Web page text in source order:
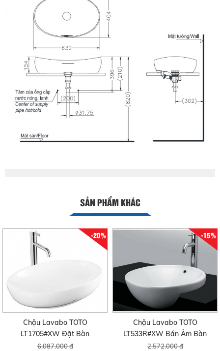
SẢN PHẨM KHÁC
-20%
Chậu Lavabo TOTO
LT1705#XW Đặt Bàn
6.087.000 đ
-15%
Chậu Lavabo TOTO
LT533R#XW Bán Âm Bàn
2.572.000 đ